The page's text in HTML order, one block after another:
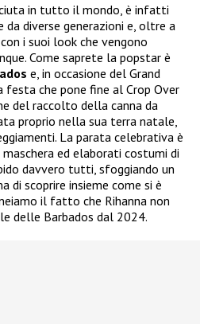
in tutto il mondo, è infatti
diverse generazioni e, oltre a
i suoi look che vengono
Come saprete la popstar è
e, in occasione del Grand
festa che pone fine al Crop Over
del raccolto della canna da
proprio nella sua terra natale,
La parata celebrativa è
ed elaborati costumi di
davvero tutti, sfoggiando un
di scoprire insieme come si è
il fatto che Rihanna non
delle Barbados dal 2024.